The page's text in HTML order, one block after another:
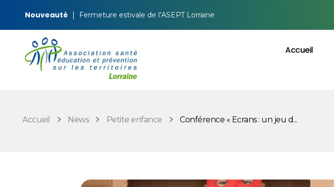
Nouveauté Fermeture estivale de l’ASEPT Lorraine
Accueil
Accueil News Petite enfance Conférence « Ecrans : un jeu d...